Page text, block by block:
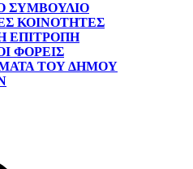
ΣΥΜΒΟΎΛΙΟ
ΚΟΙΝΌΤΗΤΕΣ
ΕΠΙΤΡΟΠΉ
ΦΟΡΕΊΣ
ΤΟΥ ΔΉΜΟΥ